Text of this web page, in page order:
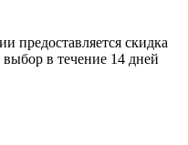
предоставляется скидка
в течение 14 дней